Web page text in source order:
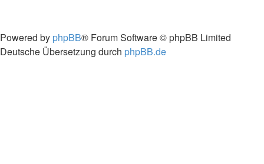
Powered by phpBB® Forum Software © phpBB Limited
Deutsche Übersetzung durch phpBB.de